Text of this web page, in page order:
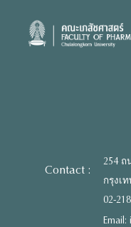
content
Contact :
254
กรุงเ
02-